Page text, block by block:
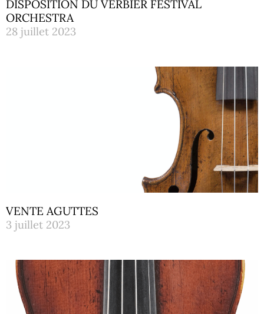
DISPOSITION DU VERBIER FESTIVAL
ORCHESTRA
28 juillet 2023
VENTE AGUTTES
3 juillet 2023